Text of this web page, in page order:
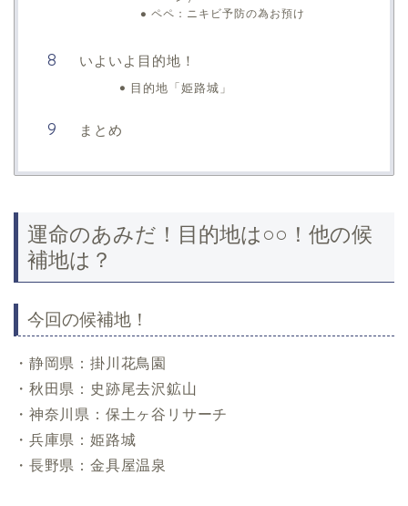
ペペ：ニキビ予防の為お預け
いよいよ目的地！
目的地「姫路城」
まとめ
運命のあみだ！目的地は○○！他の候
補地は？
今回の候補地！
・静岡県：掛川花鳥園
・秋田県：史跡尾去沢鉱山
・神奈川県：保土ヶ谷リサーチ
・兵庫県：姫路城
・長野県：金具屋温泉